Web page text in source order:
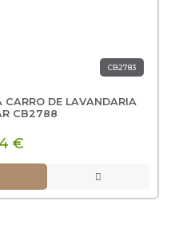
CB2783
DE LAVANDARIA
CB2788
€